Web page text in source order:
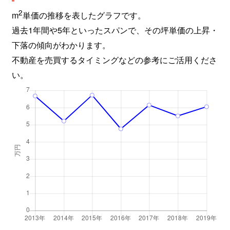
m2単価の推移を表したグラフです。
過去1年間や5年といったスパンで、その坪単価の上昇・
下落の傾向がわかります。
不動産を売買するタイミングなどの参考にご活用くださ
い。